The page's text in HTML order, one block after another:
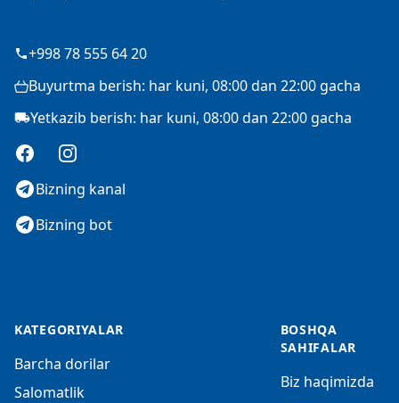
+998 78 555 64 20
Buyurtma berish: har kuni, 08:00 dan 22:00 gacha
Yetkazib berish: har kuni, 08:00 dan 22:00 gacha
FacebookInstagram
Bizning kanal
Bizning bot
KATEGORIYALAR
Barcha dorilar
Salomatlik
BOSHQA
SAHIFALAR
Biz haqimizda